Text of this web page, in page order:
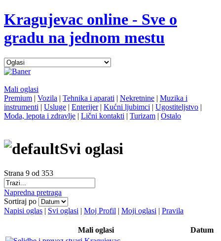
Kragujevac online - Sve o
gradu na jednom mestu
Mali oglasi
Premium | Vozila | Tehnika i aparati | Nekretnine | Muzika i
instrumenti | Usluge | Enterijer| Kućni ljubimci | Ugostiteljstvo |
Moda, lepota i zdravlje | Lični kontakti | Turizam | Ostalo
Svi oglasi
Strana 9 od 353
Napredna pretraga
Sortiraj po
Napisi oglas | Svi oglasi | Moj Profil | Moji oglasi | Pravila
Mali oglasi Datum